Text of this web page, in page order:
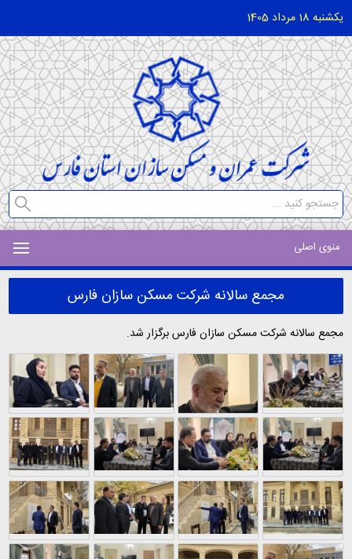
یکشنبه 18 مرداد 1405
منوی اصلی
مجمع سالانه شرکت مسکن سازان فارس
مجمع سالانه شرکت مسکن سازان فارس برگزار شد.